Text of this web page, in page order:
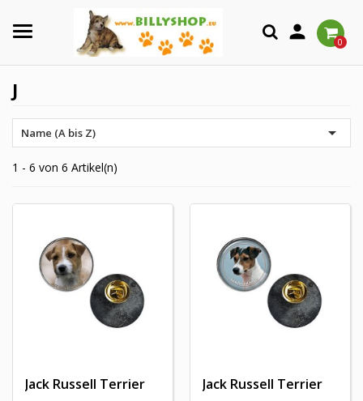
 0
J
Name (A bis Z) 
1 - 6 von 6 Artikel(n)
Jack Russell Terrier Jack Russell Terrier